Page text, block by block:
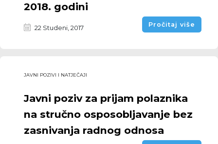
2018. godini
22 Studeni, 2017 Pročitaj više
JAVNI POZIVI I NATJEČAJI
Javni poziv za prijam polaznika
na stručno osposobljavanje bez
zasnivanja radnog odnosa